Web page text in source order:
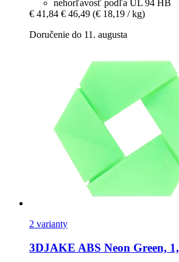
nehorľavosť podľa UL 94 HB
€ 41,84 € 46,49 (€ 18,19 / kg)
Doručenie do 11. augusta
2 varianty
3DJAKE ABS Neon Green,